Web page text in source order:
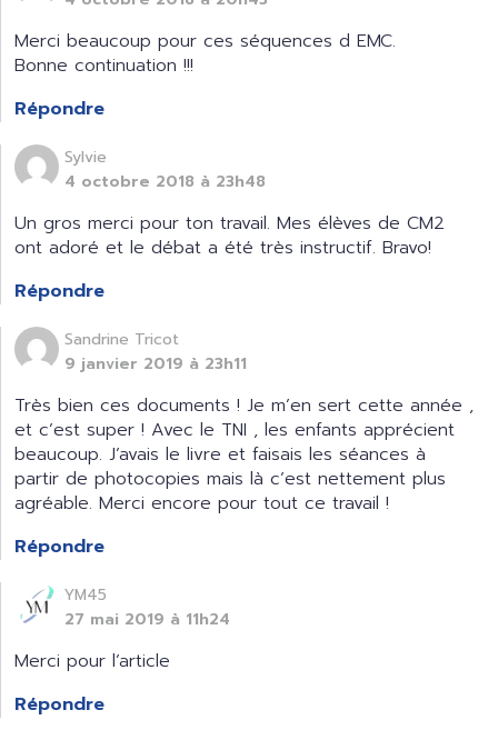
Merci beaucoup pour ces séquences d EMC.
Bonne continuation !!!
Répondre
Sylvie
4 octobre 2018 à 23h48
Un gros merci pour ton travail. Mes élèves de CM2
ont adoré et le débat a été très instructif. Bravo!
Répondre
Sandrine Tricot
9 janvier 2019 à 23h11
Très bien ces documents ! Je m’en sert cette année ,
et c’est super ! Avec le TNI , les enfants apprécient
beaucoup. J’avais le livre et faisais les séances à
partir de photocopies mais là c’est nettement plus
agréable. Merci encore pour tout ce travail !
Répondre
YM45
27 mai 2019 à 11h24
Merci pour l’article
Répondre